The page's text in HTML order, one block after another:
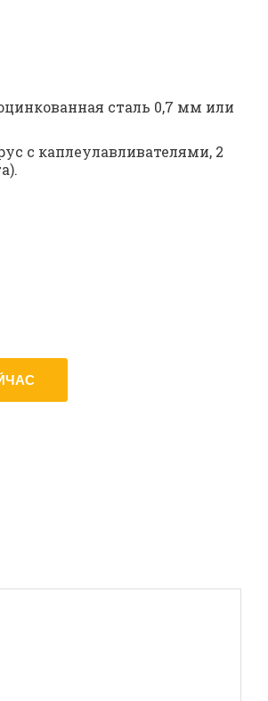
сталь 0,7 мм или
с каплеулавливателями, 2